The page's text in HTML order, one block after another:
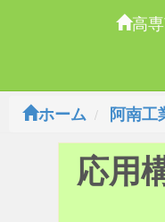
高
ホーム 阿南工
応用